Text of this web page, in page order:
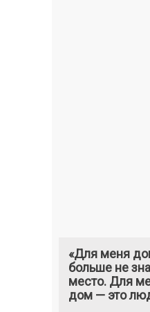
«Для меня
больше не
место. Для
дом — это